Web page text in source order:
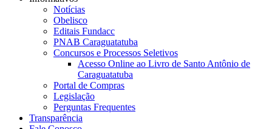
Notícias
Obelisco
Editais Fundacc
PNAB Caraguatatuba
Concursos e Processos Seletivos
Acesso Online ao Livro de Santo Antônio de
Caraguatatuba
Portal de Compras
Legislação
Perguntas Frequentes
Transparência